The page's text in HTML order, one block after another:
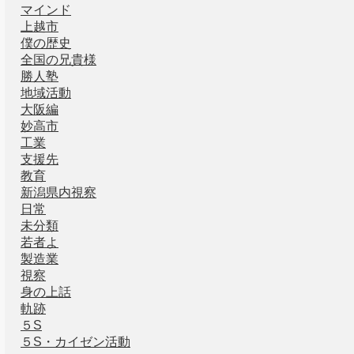
マインド
上越市
僕の歴史
全国の兄貴様
勝人塾
地域活動
大阪編
妙高市
工業
支援先
教育
新潟県内視察
日常
未分類
若者よ
製造業
視察
身の上話
軌跡
５S
５S・カイゼン活動